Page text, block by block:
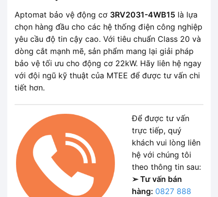
Aptomat bảo vệ động cơ 3RV2031-4WB15 là lựa
chọn hàng đầu cho các hệ thống điện công nghiệp
yêu cầu độ tin cậy cao. Với tiêu chuẩn Class 20 và
dòng cắt mạnh mẽ, sản phẩm mang lại giải pháp
bảo vệ tối ưu cho động cơ 22kW. Hãy liên hệ ngay
với đội ngũ kỹ thuật của MTEE để được tư vấn chi
tiết hơn.
Để được tư vấn
trực tiếp, quý
khách vui lòng liên
hệ với chúng tôi
theo thông tin sau:
➢ Tư vấn bán
hàng: 0827 888